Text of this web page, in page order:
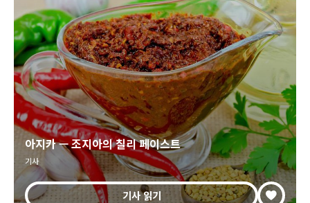
아지카 — 조지아의 칠리 페이스트
기사
기사 읽기